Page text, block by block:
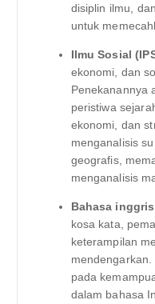
disiplin ilmu,
untuk
Ilmu Sosial
ekonomi, dan
Penekanannya
peristiwa
ekonomi, dan
menganalisis
geografis,
menganalisis
Bahasa
kosa kata,
keterampilan
pada
dalam bahasa